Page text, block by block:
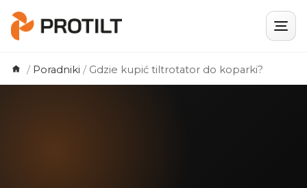
/ Poradniki / Gdzie kupić tiltrotator do koparki?